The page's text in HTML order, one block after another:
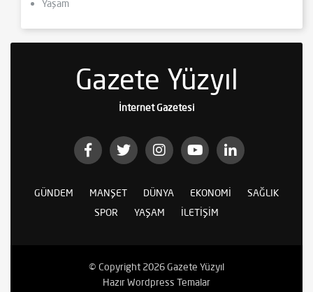
Yaşam
Gazete Yüzyıl
İnternet Gazetesi
GÜNDEM MANŞET DÜNYA EKONOMI
SAĞLIK
SPOR
YAŞAM İLETIŞIM
© Copyright 2026 Gazete Yüzyıl
Hazır Wordpress Temalar